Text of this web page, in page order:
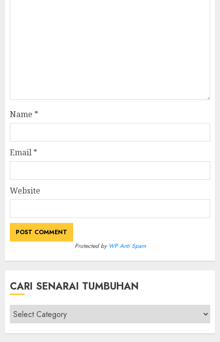
Name *
Email *
Website
Protected by WP Anti Spam
CARI SENARAI TUMBUHAN
Cari
Senarai
Tumbuhan